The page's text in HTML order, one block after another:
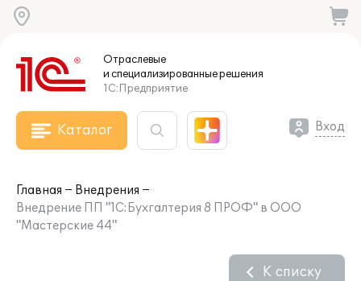
Отраслевые
и специализированныерешения
1С:Предприятие
Каталог Вход
Главная
Внедрения
Внедрение ПП "1С:Бухгалтерия 8 ПРОФ" в ООО
"Мастерские 44"
К списку